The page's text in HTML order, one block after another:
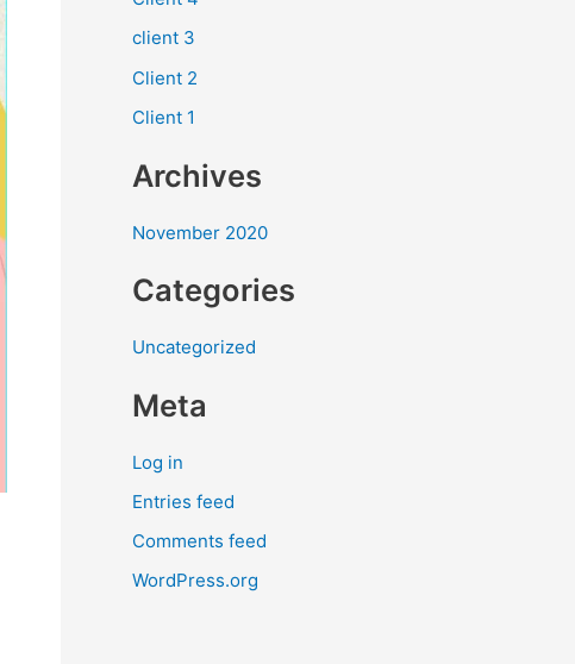
r
:
client 3
Client 2
Client 1
Archives
November 2020
Categories
Uncategorized
Meta
Log in
Entries feed
Comments feed
WordPress.org